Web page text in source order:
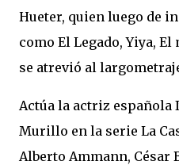
Hueter, quien luego de
como El Legado, Yiya,
se atrevió al
Actúa la actriz española
Murillo en la serie La
Alberto Ammann, César